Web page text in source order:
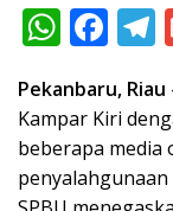
W
at
s
A
F
e
b
o
Pekanbaru, Riau
Kampar Kiri
beberapa media